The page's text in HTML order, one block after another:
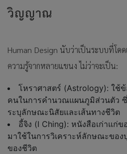
วิญญาณ
Human Design นับว่าเป็นระบบที่โด
ความรู้จากหลายแขนง ไม่ว่าจะเป็น:
โหราศาสตร์ (Astrology): ใช้
คนในการคำนวณแผนภูมิส่วนตัว
ระบุลักษณะนิสัยและเส้นทางชีวิต
อี้จิง (I Ching): หนังสือเก่าแก่
มาใช้ในการวิเคราะห์ลักษณะของ
ของชีวิต